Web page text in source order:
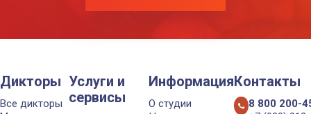
Дикторы
Все дикторы
Услуги и
сервисы
Информация
О студии
Контакты
8 800 200-